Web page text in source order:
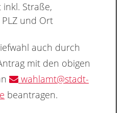
Straße,
und Ort
auch durch
mit den obigen
wahlamt@stadt-
beantragen.